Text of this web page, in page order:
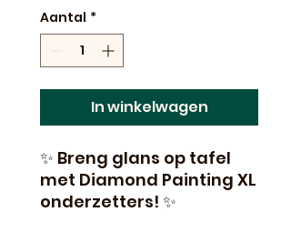
Aantal *
In winkelwagen
✨ Breng glans op tafel
met Diamond Painting XL
onderzetters! ✨